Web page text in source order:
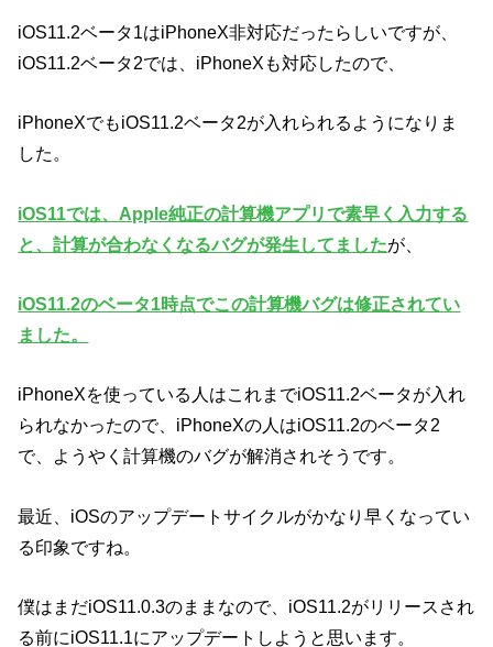
iOS11.2ベータ1はiPhoneX非対応だったらしいですが、
iOS11.2ベータ2では、iPhoneXも対応したので、
iPhoneXでもiOS11.2ベータ2が入れられるようになりま
した。
iOS11では、Apple純正の計算機アプリで素早く入力する
と、計算が合わなくなるバグが発生してましたが、
iOS11.2のベータ1時点でこの計算機バグは修正されてい
ました。
iPhoneXを使っている人はこれまでiOS11.2ベータが入れ
られなかったので、iPhoneXの人はiOS11.2のベータ2
で、ようやく計算機のバグが解消されそうです。
最近、iOSのアップデートサイクルがかなり早くなってい
る印象ですね。
僕はまだiOS11.0.3のままなので、iOS11.2がリリースされ
る前にiOS11.1にアップデートしようと思います。